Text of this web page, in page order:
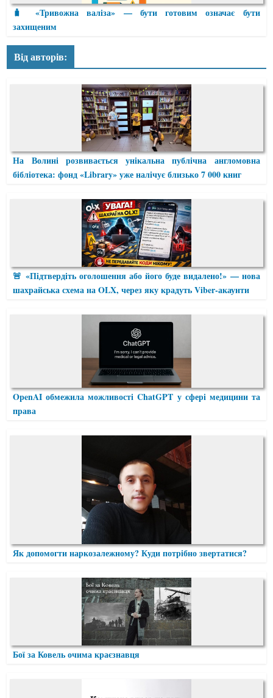
🧳 «Тривожна валіза» — бути готовим означає бути
захищеним
Від авторів:
На Волині розвивається унікальна публічна англомовна
бібліотека: фонд «Library» уже налічує близько 7 000 книг
🚨 «Підтвердіть оголошення або його буде видалено!» — нова
шахрайська схема на OLX, через яку крадуть Viber-акаунти
OpenAI обмежила можливості ChatGPT у сфері медицини та
права
Як допомогти наркозалежному? Куди потрібно звертатися?
Бої за Ковель очима краєзнавця